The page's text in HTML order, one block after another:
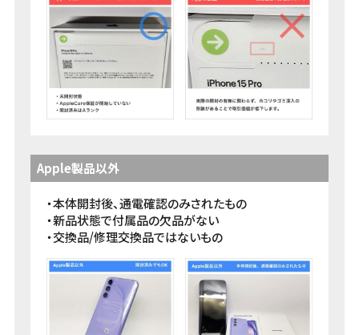
ネットワーク利用制限とは >>
本人確認書類
古物営業法上、身分証のご確認を必須とさせていた
だいております。身分証で困ったらこちら！
本人確認に必要な物 >>
Apple製品以外
・本体開封後、通電確認のみされたもの
・新品状態で付属品の欠品がない
・交換品/修理交換品ではないもの